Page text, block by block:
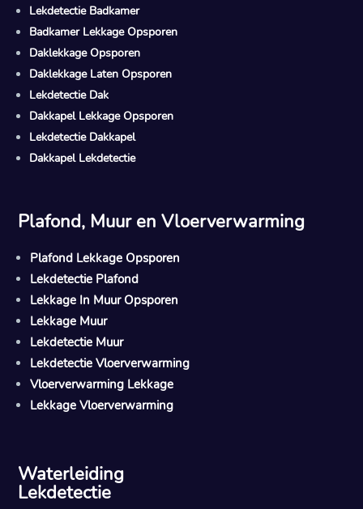
Lekdetectie Badkamer
Badkamer Lekkage Opsporen
Daklekkage Opsporen
Daklekkage Laten Opsporen
Lekdetectie Dak
Dakkapel Lekkage Opsporen
Lekdetectie Dakkapel
Dakkapel Lekdetectie
Plafond, Muur en Vloerverwarming
Plafond Lekkage Opsporen
Lekdetectie Plafond
Lekkage In Muur Opsporen
Lekkage Muur
Lekdetectie Muur
Lekdetectie Vloerverwarming
Vloerverwarming Lekkage
Lekkage Vloerverwarming
Waterleiding
Lekdetectie